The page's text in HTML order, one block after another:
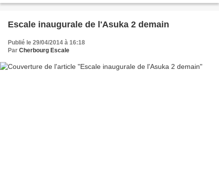
Escale inaugurale de l'Asuka 2 demain
Publié le 29/04/2014 à 16:18
Par Cherbourg Escale